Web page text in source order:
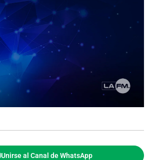
Unirse al Canal de WhatsApp